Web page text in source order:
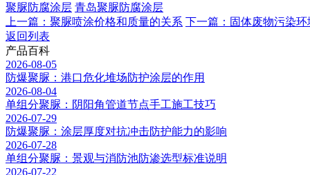
聚脲防腐涂层 青岛聚脲防腐涂层
上一篇：聚脲喷涂价格和质量的关系 下一篇：固体废物污染
返回列表
产品百科
2026-08-05
防爆聚脲：港口危化堆场防护涂层的作用
2026-08-04
单组分聚脲：阴阳角管道节点手工施工技巧
2026-07-29
防爆聚脲：涂层厚度对抗冲击防护能力的影响
2026-07-28
单组分聚脲：景观与消防池防渗选型标准说明
2026-07-22